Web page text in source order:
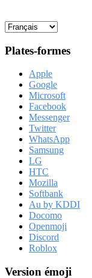
Plates-formes
Apple
Google
Microsoft
Facebook
Messenger
Twitter
WhatsApp
Samsung
LG
HTC
Mozilla
Softbank
Au by KDDI
Docomo
Openmoji
Discord
Roblox
Version émoji